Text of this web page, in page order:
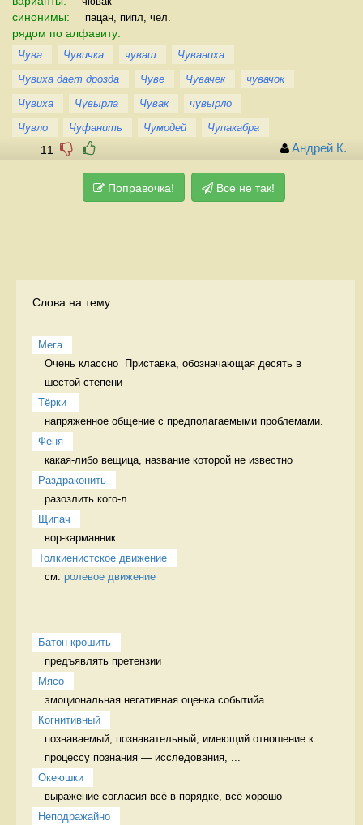
синонимы: пацан, пипл, чел.
рядом по алфавиту:
Чува Чувичка чуваш
Чуваниха
Чувиха дает дрозда
Чуве Чувачек
чувачок
Чувиха
Чувырла Чувак
чувырло
Чувло
Чуфанить Чумодей Чупакабра
11 Андрей К.
Поправочка! Все не так!
Слова на тему:
Мега
Очень классно  Приставка, обозначающая десять в
шестой степени
Тёрки
напряженное общение с предполагаемыми проблемами.
Феня
какая-либо вещица, название которой не известно
Раздраконить
разозлить кого-л
Щипач
вор-карманник.
Толкиенистское движение
см. ролевое движение
Батон крошить
предъявлять претензии
Мясо
эмоциональная негативная оценка событийа
Когнитивный
познаваемый, познавательный, имеющий отношение к
процессу познания — исследования, ...
Океюшки
выражение согласия всё в порядке, всё хорошо
Неподражайно